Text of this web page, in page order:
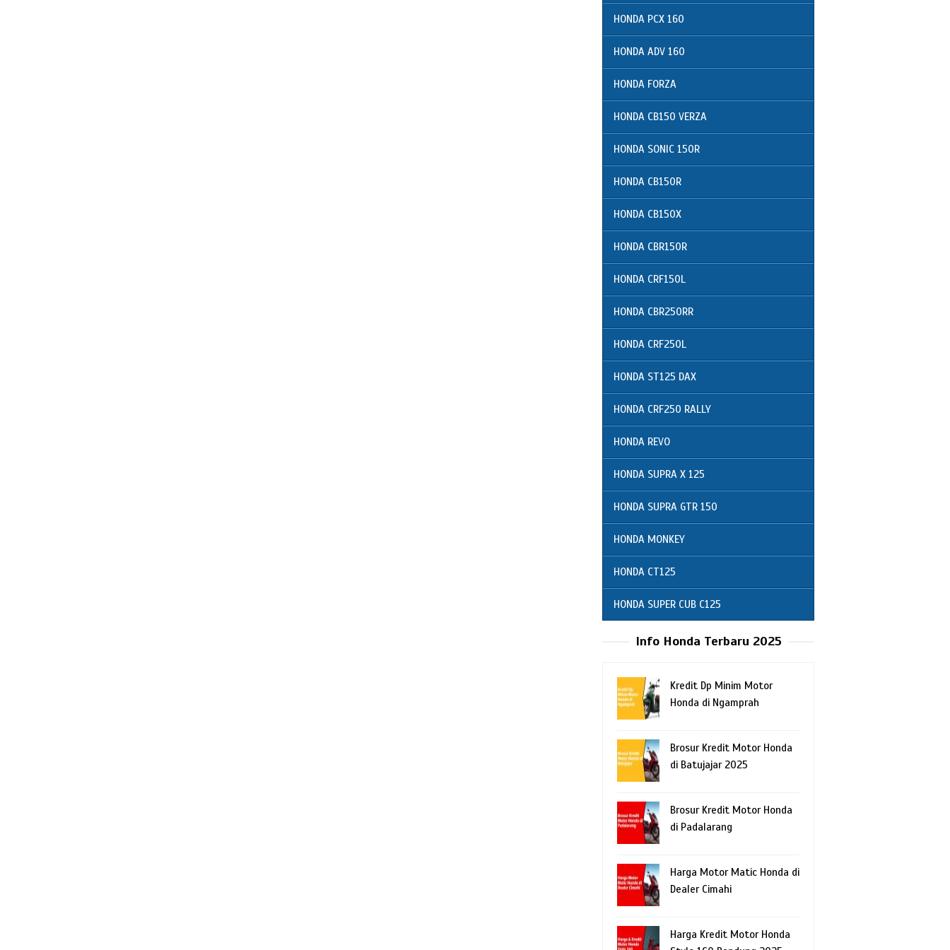
HONDA PCX 160
HONDA ADV 160
HONDA FORZA
HONDA CB150 VERZA
HONDA SONIC 150R
HONDA CB150R
HONDA CB150X
HONDA CBR150R
HONDA CRF150L
HONDA CBR250RR
HONDA CRF250L
HONDA ST125 DAX
HONDA CRF250 RALLY
HONDA REVO
HONDA SUPRA X 125
HONDA SUPRA GTR 150
HONDA MONKEY
HONDA CT125
HONDA SUPER CUB C125
Info Honda Terbaru 2025
Kredit Dp Minim Motor
Honda di Ngamprah
Brosur Kredit Motor Honda
di Batujajar 2025
Brosur Kredit Motor Honda
di Padalarang
Harga Motor Matic Honda di
Dealer Cimahi
Harga Kredit Motor Honda